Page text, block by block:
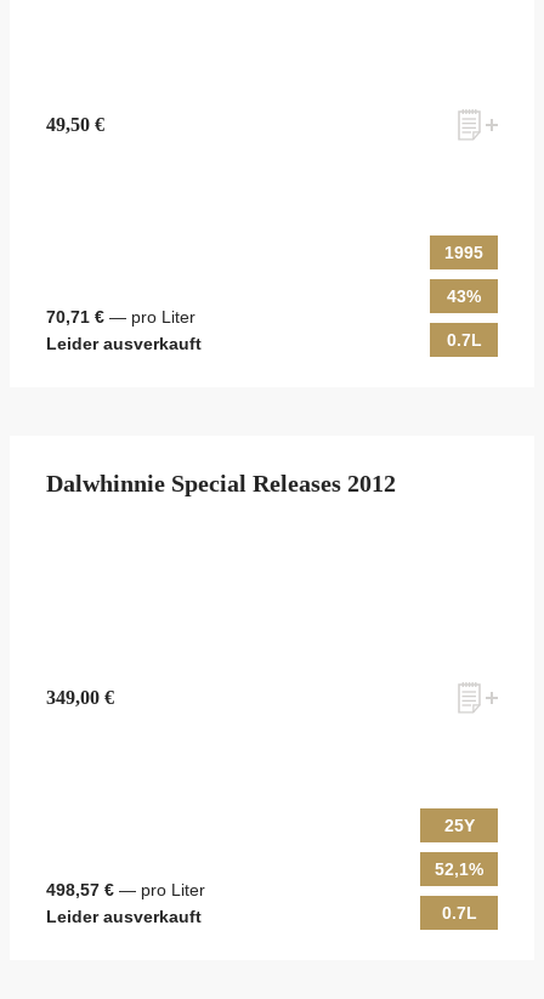
49,50 €
70,71 € — pro Liter
Leider ausverkauft
1995
43%
0.7L
Dalwhinnie Special Releases 2012
349,00 €
498,57 € — pro Liter
Leider ausverkauft
25Y
52,1%
0.7L